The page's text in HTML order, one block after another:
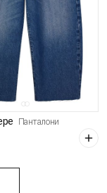
Панталони